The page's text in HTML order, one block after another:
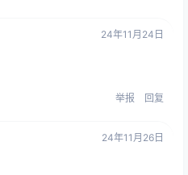
24年11月24日
举报 回复
24年11月26日